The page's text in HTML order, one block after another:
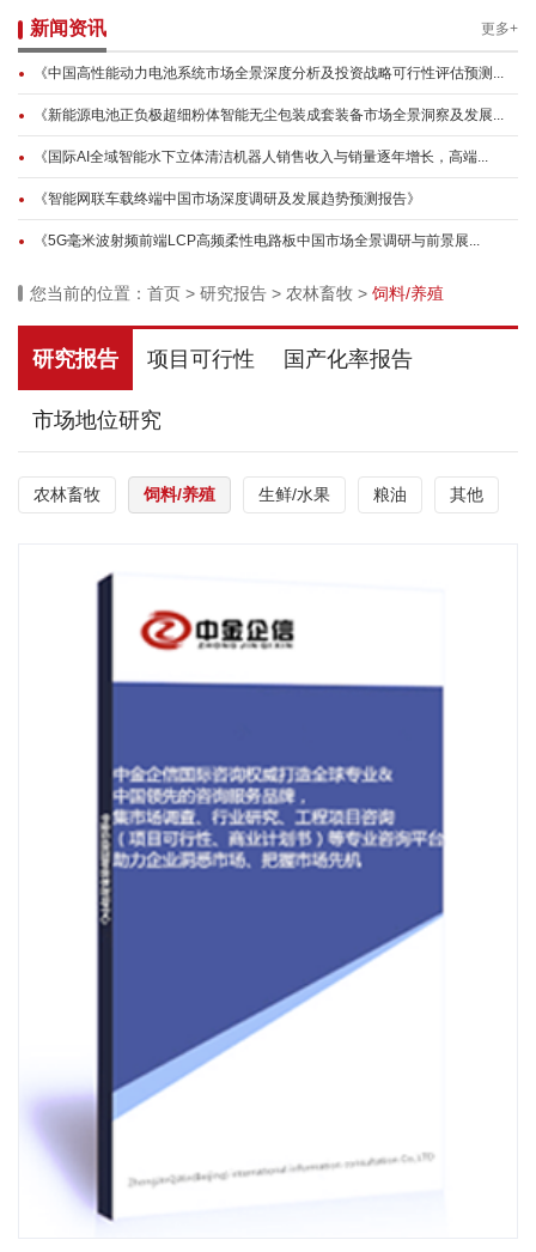
新闻资讯 更多+
《中国高性能动力电池系统市场全景深度分析及投资战略可行性评估预测...
《新能源电池正负极超细粉体智能无尘包装成套装备市场全景洞察及发展...
《国际AI全域智能水下立体清洁机器人销售收入与销量逐年增长，高端...
《智能网联车载终端中国市场深度调研及发展趋势预测报告》
《5G毫米波射频前端LCP高频柔性电路板中国市场全景调研与前景展...
您当前的位置： 首页 > 研究报告 > 农林畜牧 > 饲料/养殖
研究报告 项目可行性 国产化率报告
市场地位研究
农林畜牧 饲料/养殖 生鲜/水果 粮油 其他